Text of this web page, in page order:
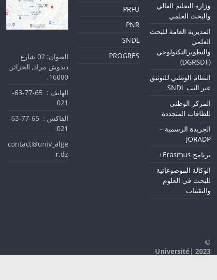
وزارة التعليم العالي
والبحث العلمي
المديرية العامة للبحث
العلمي
والتطويرالتكنولوجي
(DGRSDT)
النظام الوطني للتوثيق
عبر النت SNDL
المركز الوطني
للطاقات المتجددة
الجريدة الرسمية –
JORADP
برنامج Erasmus+
الوكالة الموضوعاتية
للبحث في العلوم
والتقنيات
©
2023 |Université
PRFU
PNR
SNDL
PROGRES
العنوان: 02 شارع
ديدوش مراد, الجزائر.
16000.
الهاتف : 65-77-63-
021
الفاكس : 65-77-63-
021
contact@univ_alge
r.dz